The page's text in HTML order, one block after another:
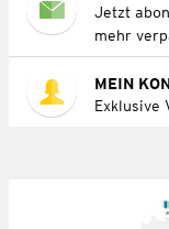
Jetzt
mehr
MEIN
Exklusive